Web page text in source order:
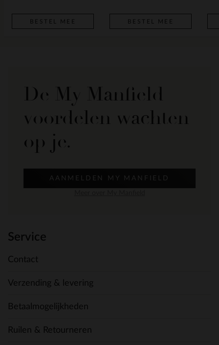
BESTEL MEE BESTEL MEE
De My Manfield
voordelen wachten
op je.
AANMELDEN MY MANFIELD
Service
Contact
Verzending & levering
Betaalmogelijkheden
Ruilen & Retourneren